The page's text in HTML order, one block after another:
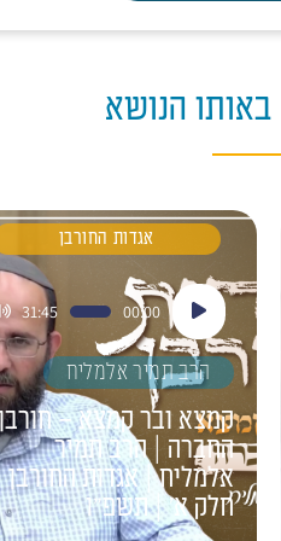
באותו הנושא
אגדות החורבן
נגן
אודיו
00:00
31:45
הרב תמיר אלמליח
קמצא ובר קמצא –
החברה | הרב תמיר
אלמליח | אגדות
חלק א' | תשפ"ו